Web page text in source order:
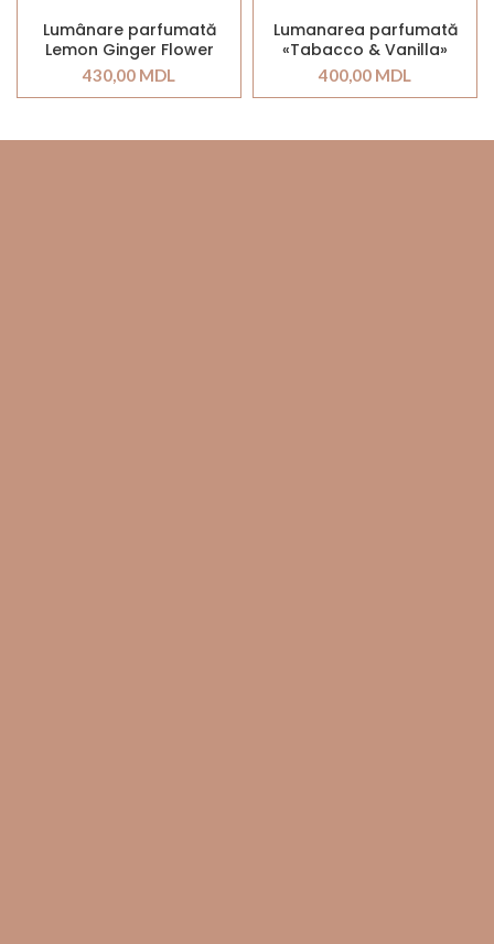
Lumânare parfumată
Lemon Ginger Flower
430,00 MDL
Lumanarea parfumată
«Tabacco & Vanilla»
400,00 MDL